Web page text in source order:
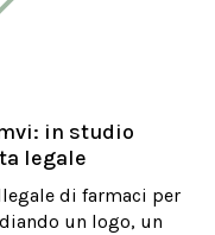
in studio
legale
di farmaci per
un logo, un